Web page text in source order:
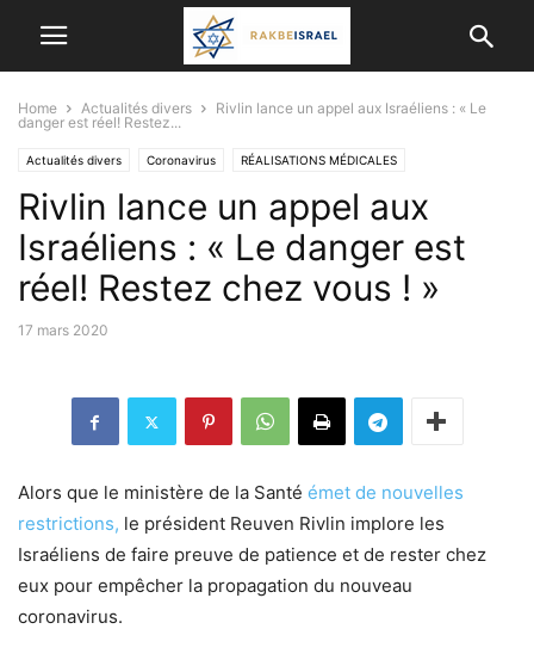
Home Actualités divers
Rivlin lance un appel aux Israéliens : « Le
danger est réel! Restez...
Actualités divers Coronavirus RÉALISATIONS MÉDICALES
Rivlin lance un appel aux
Israéliens : « Le danger est
réel! Restez chez vous ! »
17 mars 2020
Alors que le ministère de la Santé émet de nouvelles
restrictions, le président Reuven Rivlin implore les
Israéliens de faire preuve de patience et de rester chez
eux pour empêcher la propagation du nouveau
coronavirus.